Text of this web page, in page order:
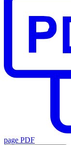
page PDF